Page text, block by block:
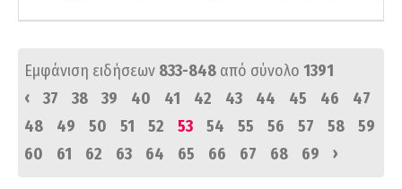
Εμφάνιση ειδήσεων 833-848 από σύνολο 1391
‹
37 38 39 40 41 42 43 44 45 46
47
48
49 50 51 52 53 54 55 56 57 58
59
60
61 62 63 64 65 66 67 68 69 ›